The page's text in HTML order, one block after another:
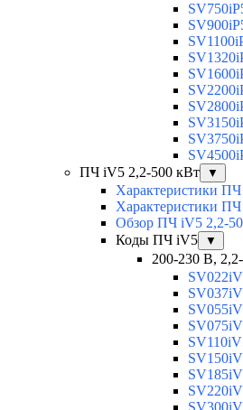
ПЧ iV5 2,2-500 кВт
▼
Характеристики
Характеристики
Обзор ПЧ iV5 2,2-
Коды ПЧ iV5
▼
200-230 В,